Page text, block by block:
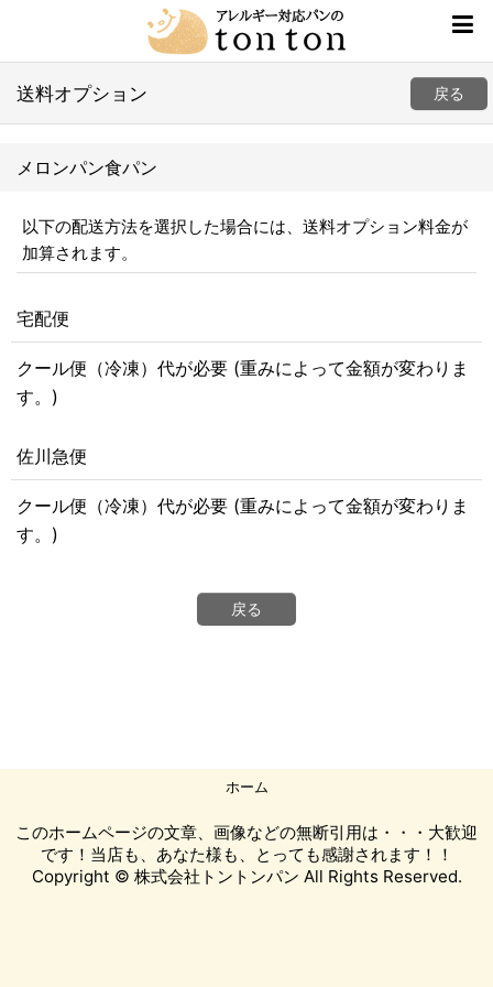
送料オプション 戻る
メロンパン食パン
以下の配送方法を選択した場合には、送料オプション料金が
加算されます。
宅配便
クール便（冷凍）代が必要 (重みによって金額が変わりま
す。)
佐川急便
クール便（冷凍）代が必要 (重みによって金額が変わりま
す。)
戻る
ホーム
このホームページの文章、画像などの無断引用は・・・大歓迎
です！当店も、あなた様も、とっても感謝されます！！
Copyright © 株式会社トントンパン All Rights Reserved.